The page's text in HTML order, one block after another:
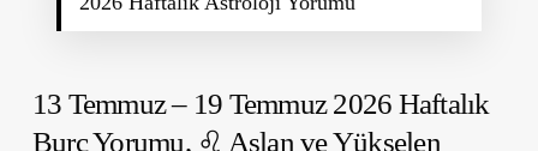
13 Temmuz – 19 Temmuz 2026 Haftalık
Burç Yorumu, ♌ Aslan ve Yükselen